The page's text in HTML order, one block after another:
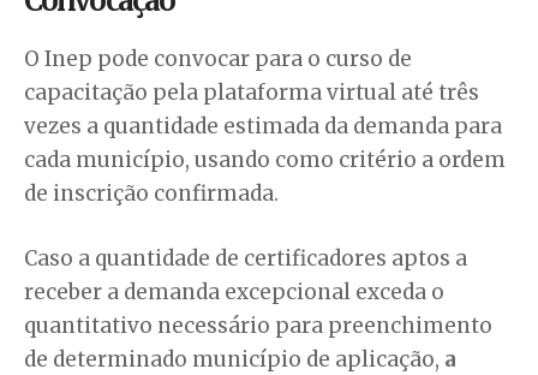
O Inep pode convocar para o curso de
capacitação pela plataforma virtual até três
vezes a quantidade estimada da demanda para
cada município, usando como critério a ordem
de inscrição confirmada.
Caso a quantidade de certificadores aptos a
receber a demanda excepcional exceda o
quantitativo necessário para preenchimento
de determinado município de aplicação, a